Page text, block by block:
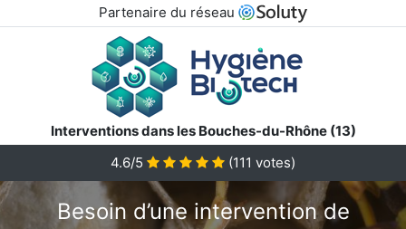
Partenaire du réseau
Interventions dans les Bouches-du-Rhône (13)
4.6/5
(111 votes)
Besoin d’une intervention de